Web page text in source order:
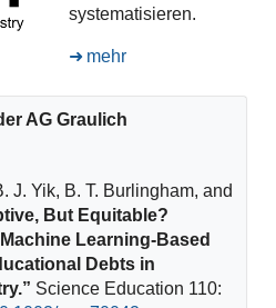
systematisieren.
mehr
AG Graulich
J. Yik, B. T. Burlingham, and
But Equitable?
Learning-Based
Debts in
Science Education 110: